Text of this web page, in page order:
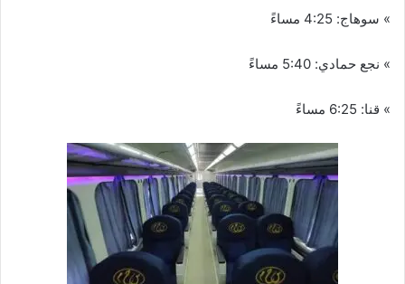
» سوهاج: 4:25 مساءً
» نجع حمادي: 5:40 مساءً
» قنا: 6:25 مساءً